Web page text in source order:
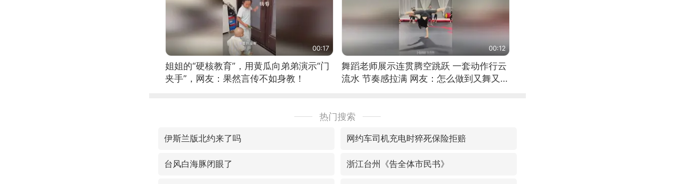
00:17
姐姐的“硬核教育”，用黄瓜向弟弟演示“门
夹手”，网友：果然言传不如身教！
00:12
舞蹈老师展示连贯腾空跳跃 一套动作行云
流水 节奏感拉满 网友：怎么做到又舞又武
热门搜索
伊斯兰版北约来了吗 网约车司机充电时猝死保险拒赔
台风白海豚闭眼了 浙江台州《告全体市民书》